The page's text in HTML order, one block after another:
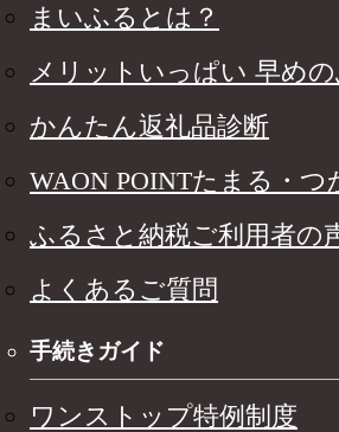
まいふるとは？
メリットいっぱい 早め
かんたん返礼品診断
WAON POINTたまる・つ
ふるさと納税ご利用者の
よくあるご質問
手続きガイド
ワンストップ特例制度